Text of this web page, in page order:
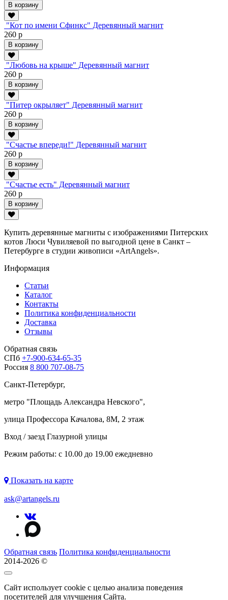
В корзину
"Кот по имени Сфинкс" Деревянный магнит
260 р
В корзину
"Любовь на крыше" Деревянный магнит
260 р
В корзину
"Питер окрыляет" Деревянный магнит
260 р
В корзину
"Счастье впереди!" Деревянный магнит
260 р
В корзину
"Счастье есть" Деревянный магнит
260 р
В корзину
Купить деревянные магниты с изображениями Питерских
котов Люси Чувиляевой по выгодной цене в Санкт –
Петербурге в студии живописи «ArtAngels».
Информация
Статьи
Каталог
Контакты
Политика конфиденциальности
Доставка
Отзывы
Обратная связь
СПб +7-900-634-65-35
Россия 8 800 707-08-75
Санкт-Петербург,
метро "Площадь Александра Невского",
улица Профессора Качалова, 8М, 2 этаж
Вход / заезд Глазурной улицы
Режим работы: с 10.00 до 19.00 ежедневно
Показать на карте
ask@artangels.ru
Обратная связь Политика конфиденциальности
2014-2026 ©
Сайт использует cookie с целью анализа поведения
посетителей для улучшения Сайта.